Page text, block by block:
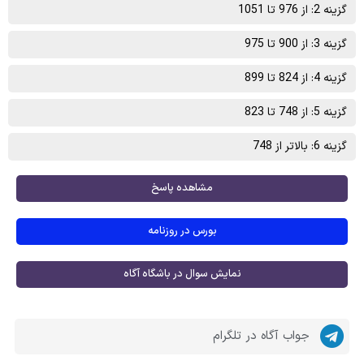
گزینه 2: از 976 تا 1051
گزینه 3: از 900 تا 975
گزینه 4: از 824 تا 899
گزینه 5: از 748 تا 823
گزینه 6: بالاتر از 748
مشاهده پاسخ
بورس در روزنامه
نمایش سوال در باشگاه آگاه
جواب آگاه در تلگرام